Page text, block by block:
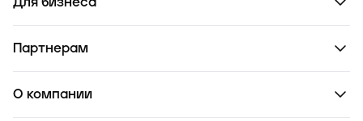
Партнерам
О компании